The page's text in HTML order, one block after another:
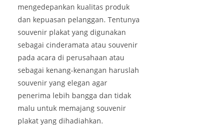
mengedepankan kualitas produk
dan kepuasan pelanggan. Tentunya
souvenir plakat yang digunakan
sebagai cinderamata atau souvenir
pada acara di perusahaan atau
sebagai kenang-kenangan haruslah
souvenir yang elegan agar
penerima lebih bangga dan tidak
malu untuk memajang souvenir
plakat yang dihadiahkan.